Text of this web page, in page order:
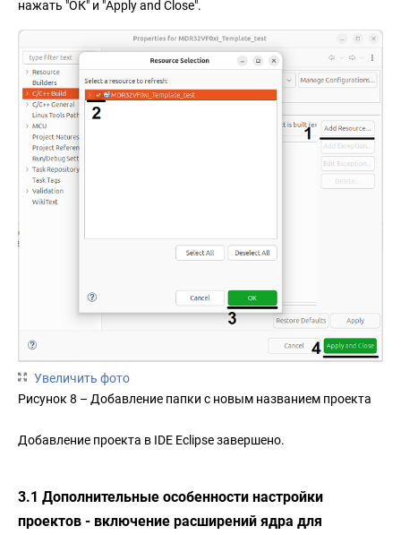
нажать "ОК" и "Apply and Close".
Увеличить фото
Рисунок 8 – Добавление папки с новым названием проекта
Добавление проекта в IDE Eclipse завершено.
3.1 Дополнительные особенности настройки
проектов - включение расширений ядра для